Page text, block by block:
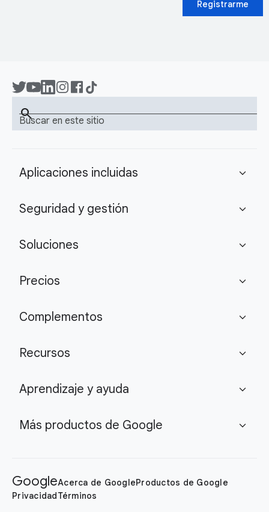
Registrarme
Buscar en este sitio
search
Aplicaciones incluidas expand_more
Seguridad y gestión expand_more
Soluciones expand_more
Precios expand_more
Complementos expand_more
Recursos expand_more
Aprendizaje y ayuda expand_more
Más productos de Google expand_more
GoogleAcerca de GoogleProductos de Google
PrivacidadTérminos